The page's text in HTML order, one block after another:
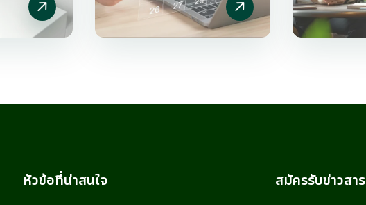
หัวข้อที่น่าสนใจ สมัครรับข่าวสาร